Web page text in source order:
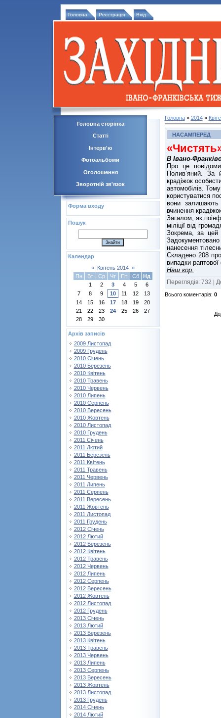
Головна Реєстрація Вхід
Головна сторінка
Статті
Інтерв'ю
Фотоальбоми
Оголошення
Зворотній зв'язок
Форма входу
Пошук
Календар
«
Квітень 2014 »
Пн
Вт Ср Чт Пт Сб
Нд
1
2 3 4 5
6
7
8 9 10 11 12
13
14
15 16 17 18 19
20
21
22 23 24 25 26
27
28
29 30
Архів записів
2009 Листопад
2009 Грудень
2010 Січень
2010 Березень
2010 Квітень
2010 Травень
2010 Червень
2010 Липень
2010 Серпень
2010 Вересень
2010 Жовтень
2010 Листопад
2010 Грудень
2011 Січень
2011 Лютий
2011 Березень
2011 Квітень
2011 Травень
2011 Червень
2011 Липень
2011 Серпень
2011 Вересень
2011 Жовтень
2011 Листопад
2011 Грудень
2012 Січень
2012 Лютий
2012 Березень
2012 Квітень
2012 Травень
2012 Червень
2012 Липень
2012 Серпень
2012 Вересень
2012 Жовтень
2012 Листопад
2012 Грудень
2013 Січень
2013 Лютий
2013 Березень
2013 Квітень
2013 Травень
2013 Червень
2013 Липень
2013 Серпень
2013 Вересень
2013 Жовтень
2013 Листопад
2013 Грудень
2014 Січень
2014 Лютий
Головна» 2014 »
НАСАМПЕРЕД
В Івано-
Про це
Полив’яний. За
крадіжок
автомобілів.
користуватися
вони
вчинення
Загалом, як
міліції від
Зокрема, за цей
нанесення
Складено 208
випадки
Наш кор.
Переглядів: 732 |
Всього коментарів: 0